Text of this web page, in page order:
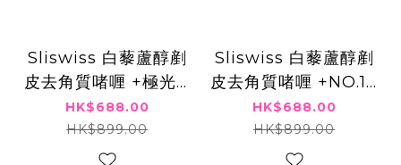
Sliswiss 白藜蘆醇剷
皮去角質啫喱 +極光H
IFU激白水 X1 + 逆齡
激白奶 X1
HK$688.00
HK$899.00
Sliswiss 白藜蘆醇剷
皮去角質啫喱 +NO.10
幹細胞HIFU皇后面霜
X1+ 童顔HIFU GEL X
1
HK$688.00
HK$899.00